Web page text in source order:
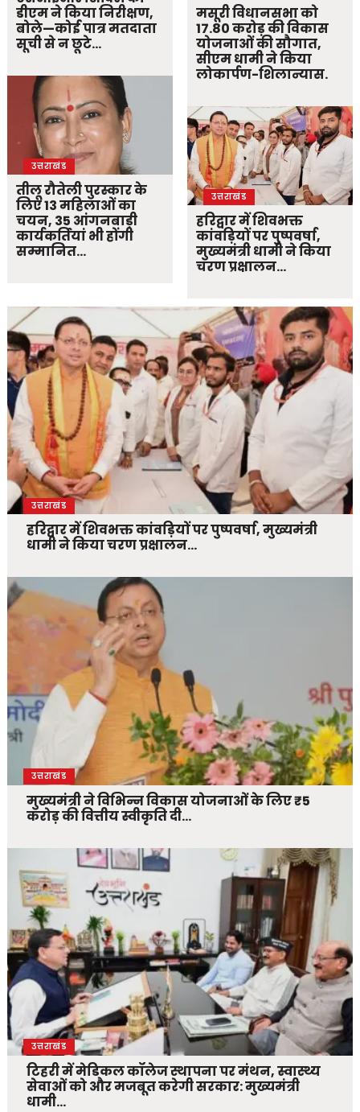
डीएम ने किया निरीक्षण,
बोले—कोई पात्र मतदाता
सूची से न छूटे…
उत्तराखंड
तीलू रौतेली पुरस्कार के
लिए 13 महिलाओं का
चयन, 35 आंगनबाड़ी
कार्यकर्तियां भी होंगी
सम्मानित…
मसूरी विधानसभा को
17.80 करोड़ की विकास
योजनाओं की सौगात,
सीएम धामी ने किया
लोकार्पण-शिलान्यास.
उत्तराखंड
हरिद्वार में शिवभक्त
कांवड़ियों पर पुष्पवर्षा,
मुख्यमंत्री धामी ने किया
चरण प्रक्षालन…
उत्तराखंड
हरिद्वार में शिवभक्त कांवड़ियों पर पुष्पवर्षा, मुख्यमंत्री
धामी ने किया चरण प्रक्षालन…
उत्तराखंड
मुख्यमंत्री ने विभिन्न विकास योजनाओं के लिए ₹5
करोड़ की वित्तीय स्वीकृति दी…
उत्तराखंड
टिहरी में मेडिकल कॉलेज स्थापना पर मंथन, स्वास्थ्य
सेवाओं को और मजबूत करेगी सरकार: मुख्यमंत्री
धामी…